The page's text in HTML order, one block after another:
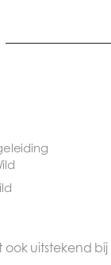
ook uitstekend bij